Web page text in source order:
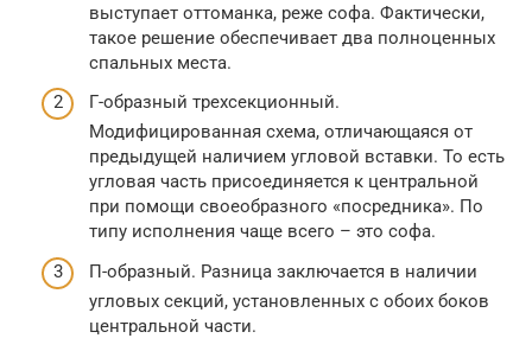
выступает оттоманка, реже софа. Фактически,
такое решение обеспечивает два полноценных
спальных места.
Г-образный трехсекционный.
Модифицированная схема, отличающаяся от
предыдущей наличием угловой вставки. То есть
угловая часть присоединяется к центральной
при помощи своеобразного «посредника». По
типу исполнения чаще всего – это софа.
П-образный. Разница заключается в наличии
угловых секций, установленных с обоих боков
центральной части.